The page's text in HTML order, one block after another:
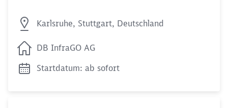
Karlsruhe, Stuttgart, Deutschland
DB InfraGO AG
Startdatum: ab sofort